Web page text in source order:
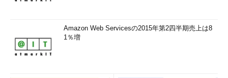
Amazon Web Servicesの2015年第2四半期売上は8
1％増